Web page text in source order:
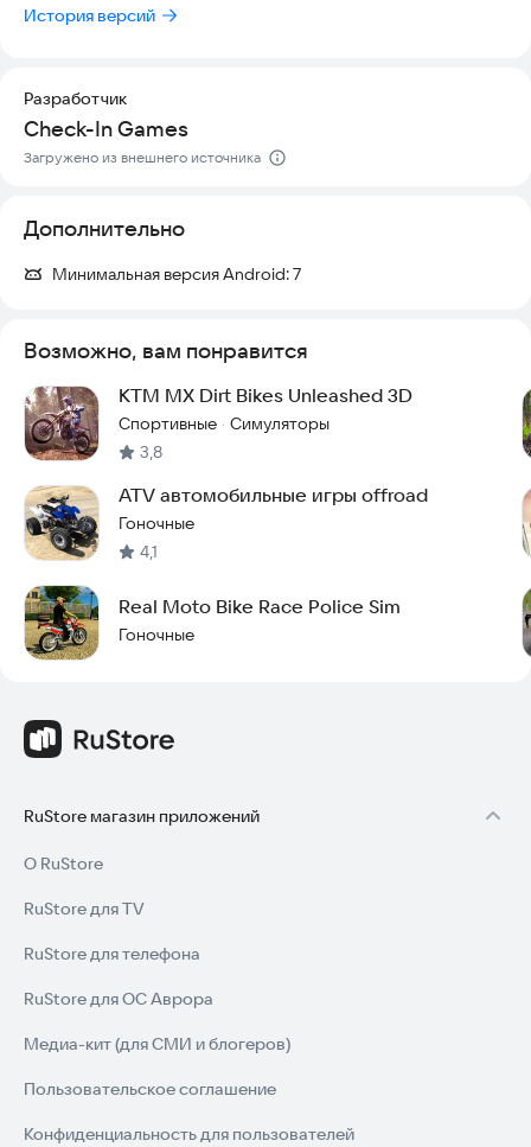
настоящим райдером BMX, выполняя трюки, которые
испытать волнение и свободу, которые дарит BMX.
Соревнуйтесь с друзьями, устанавливайте рекорды и
делитесь своими лучшими моментами в социальных сетях.
вершине!
История версий
Разработчик
Check-In Games
Загружено из внешнего источника
Дополнительно
Минимальная версия Android:7
Возможно, вам понравится
KTM MX Dirt Bikes Unleashed 3D
Спортивные · Симуляторы
3,8
ATV автомобильные игры offroad
Гоночные
4,1
Real Moto Bike Race Police Sim
Гоночные
RuStore магазин приложений
О RuStore
RuStore для TV
RuStore для телефона
RuStore для ОС Аврора
Медиа-кит (для СМИ и блогеров)
Пользовательское соглашение
Конфиденциальность для пользователей